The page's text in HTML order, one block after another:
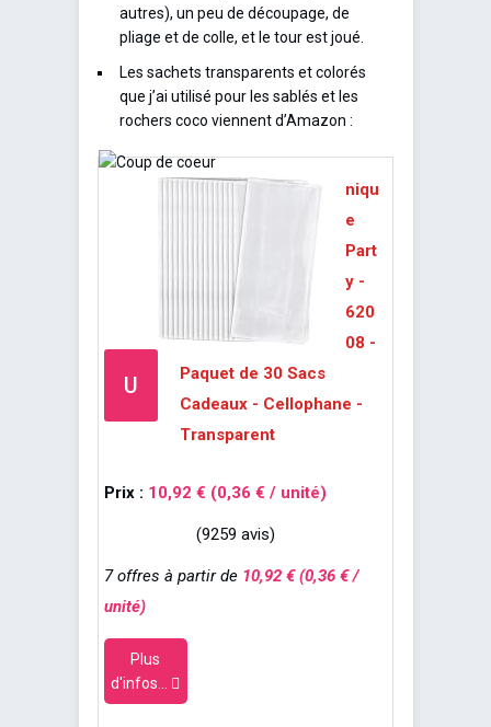
autres), un peu de découpage, de
pliage et de colle, et le tour est joué.
Les sachets transparents et colorés
que j’ai utilisé pour les sablés et les
rochers coco viennent d’Amazon :
U
niqu
e
Part
y -
620
08 -
Paquet de 30 Sacs
Cadeaux - Cellophane -
Transparent
Prix : 10,92 € (0,36 € / unité)
(9259 avis)
7 offres à partir de 10,92 € (0,36 € /
unité)
Plus
d'infos...